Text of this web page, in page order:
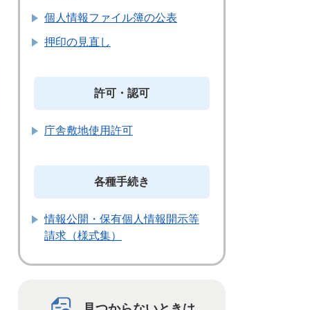
個人情報ファイル簿の公表
押印の見直し
許可・認可
庁舎敷地使用許可
各種手続き
情報公開・保有個人情報開示等
請求（様式集）